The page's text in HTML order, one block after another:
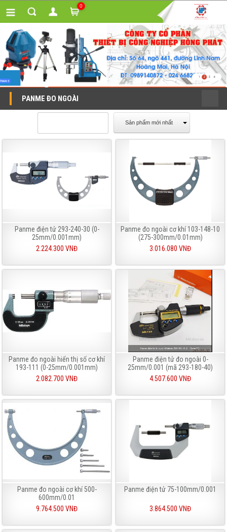
0
PANME ĐO NGOÀI
Sản phẩm mới nhất
Panme điện tử 293-240-30 (0-
25mm/0.001mm)
2.224.300 VNĐ
Panme đo ngoài cơ khí 103-148-10
(275-300mm/0.01mm)
3.016.080 VNĐ
Panme đo ngoài hiển thị số cơ khí
193-111 (0-25mm/0.001mm)
2.082.700 VNĐ
Panme điện tử đo ngoài 0-
25mm/0.001 (mã 293-180-40)
4.507.600 VNĐ
Panme đo ngoài cơ khí 500-
600mm/0.01
9.764.500 VNĐ
Panme điện tử 75-100mm/0.001
3.864.500 VNĐ